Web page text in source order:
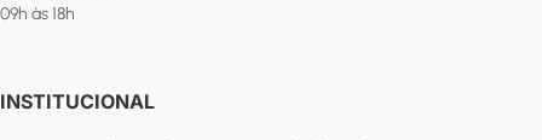
09h às 18h
INSTITUCIONAL